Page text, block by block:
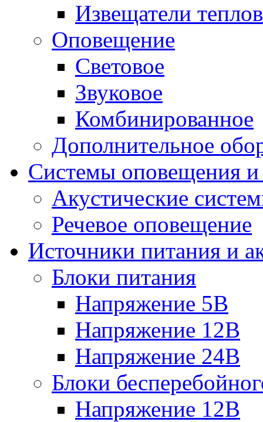
Извещатели
Оповещение
Световое
Звуковое
Комбинированное
Дополнительное
Системы оповещения и
Акустические
Речевое оповещение
Источники питания и
Блоки питания
Напряжение 5В
Напряжение 12В
Напряжение 24В
Блоки
Напряжение 12В